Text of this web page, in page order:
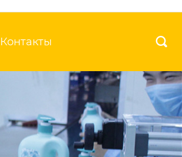
Контакты 